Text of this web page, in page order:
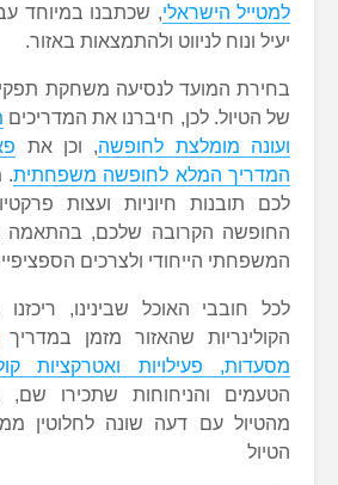
למטייל הישראלי, שכתבנו במיוחד
יעיל ונוח לניווט ולהתמצאות באזור.
בחירת המועד לנסיעה משחקת
של הטיול. לכן, חיברנו את המדריכים
ועונה מומלצת לחופשה, וכן את
המדריך המלא לחופשה משפחתית.
לכם תובנות חיוניות ועצות
החופשה הקרובה שלכם, בהתאמה
המשפחתי הייחודי ולצרכים
לכל חובבי האוכל שבינינו,
הקולינריות שהאזור מזמן במדריך
מסעדות, פעילויות ואטרקציות
הטעמים והניחוחות שתכירו
מהטיול עם דעה שונה לחלוטין
הטיול